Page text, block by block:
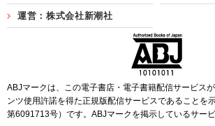
運営：株式会社新潮社
ABJマークは、この電子書店・電子書籍配信サービス
ンツ使用許諾を得た正規版配信サービスであることを
第6091713号）です。ABJマークを掲示しているサー